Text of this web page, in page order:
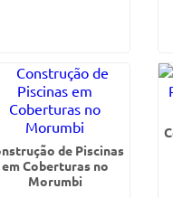
de Piscinas
em Coberturas no
Morumbi